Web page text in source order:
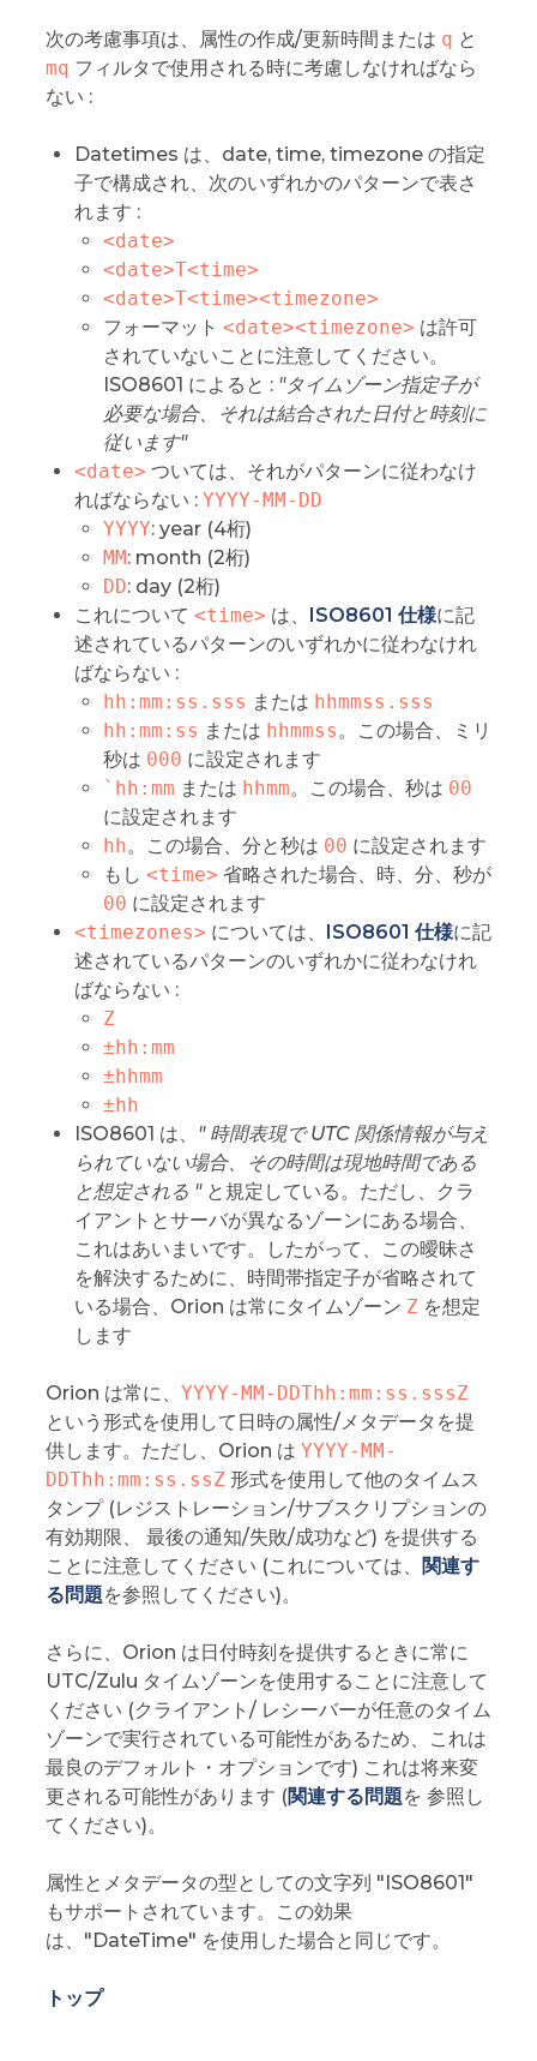
次の考慮事項は、属性の作成/更新時間または q と
mq フィルタで使用される時に考慮しなければなら
ない :
Datetimes は、date, time, timezone の指定
子で構成され、次のいずれかのパターンで表さ
れます :
<date>
<date>T<time>
<date>T<time><timezone>
フォーマット <date><timezone> は許可
されていないことに注意してください。
ISO8601 によると : "タイムゾーン指定子が
必要な場合、それは結合された日付と時刻に
従います"
<date> ついては、それがパターンに従わなけ
ればならない : YYYY-MM-DD
YYYY: year (4桁)
MM: month (2桁)
DD: day (2桁)
これについて <time> は、 ISO8601 仕様に記
述されているパターンのいずれかに従わなけれ
ばならない :
hh:mm:ss.sss または hhmmss.sss
hh:mm:ss または hhmmss。この場合、ミリ
秒は 000 に設定されます
`hh:mm または hhmm。この場合、秒は 00
に設定されます
hh。この場合、分と秒は 00 に設定されます
もし <time> 省略された場合、時、分、秒が
00 に設定されます
<timezones> については、 ISO8601 仕様に記
述されているパターンのいずれかに従わなけれ
ばならない :
Z
±hh:mm
±hhmm
±hh
ISO8601 は、 " 時間表現で UTC 関係情報が与え
られていない場合、その時間は現地時間である
と想定される "と規定している。ただし、クラ
イアントとサーバが異なるゾーンにある場合、
これはあいまいです。したがって、この曖昧さ
を解決するために、時間帯指定子が省略されて
いる場合、Orion は常にタイムゾーン Zを想定
します
Orion は常に、 YYYY-MM-DDThh:mm:ss.sssZ
という形式を使用して日時の属性/メタデータを提
供します。ただし、Orion は YYYY-MM-
DDThh:mm:ss.ssZ形式を使用して他のタイムス
タンプ (レジストレーション/サブスクリプションの
有効期限、 最後の通知/失敗/成功など) を提供する
ことに注意してください (これについては、
関連す
る問題を参照してください)。
さらに、Orion は日付時刻を提供するときに常に
UTC/Zulu タイムゾーンを使用することに注意して
ください (クライアント/ レシーバーが任意のタイム
ゾーンで実行されている可能性があるため、これは
最良のデフォルト・オプションです) これは将来変
更される可能性があります (関連する問題を 参照し
てください)。
属性とメタデータの型としての文字列 "ISO8601"
もサポートされています。この効果
は、"DateTime" を使用した場合と同じです。
トップ